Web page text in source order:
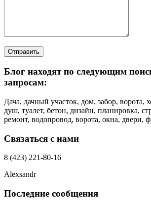
Отправить
Блог находят по следующим
запросам:
Дача, дачный участок, дом, забор, ворота,
душ, туалет, бетон, дизайн, планировка,
ремонт, водопровод, ворота, окна, двери,
Связаться с нами
8 (423) 221-80-16
Alexsandr
Последние сообщения